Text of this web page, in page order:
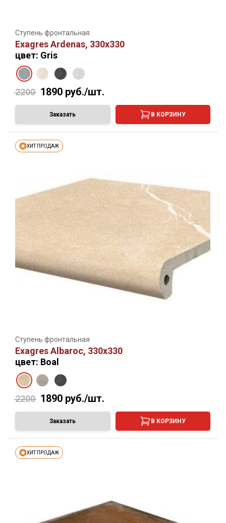
Ступень фронтальная
Exagres Ardenas, 330х330
цвет: Gris
2200 1890 руб./шт.
Заказать В КОРЗИНУ
ХИТ ПРОДАЖ
Ступень фронтальная
Exagres Albaroc, 330х330
цвет: Boal
2200 1890 руб./шт.
Заказать В КОРЗИНУ
ХИТ ПРОДАЖ